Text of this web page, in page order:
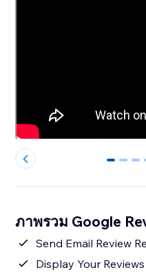
0 1 2
ภาพรวม Google
Send Email Review
Display Your